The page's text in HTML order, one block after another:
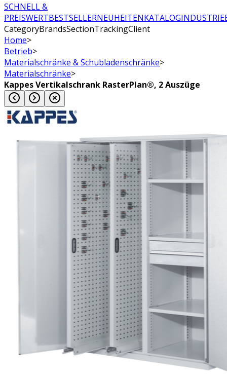
SCHNELL &
PREISWERTBESTSELLERNEUHEITENKATALOG
CategoryBrandsSectionTrackingClient
Home>
Betrieb>
Materialschränke & Schubladenschränke>
Materialschränke>
Kappes Vertikalschrank RasterPlan®, 2 Auszüge